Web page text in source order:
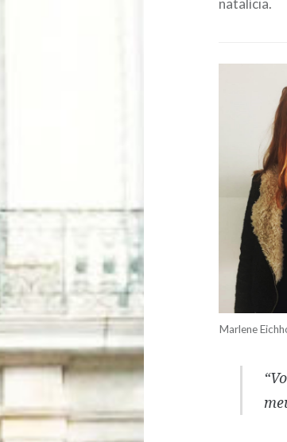
natalícia.
Marlene